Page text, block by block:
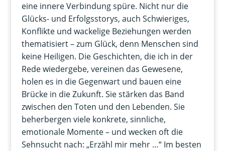
eine innere Verbindung spüre. Nicht nur die
Glücks- und Erfolgsstorys, auch Schwieriges,
Konflikte und wackelige Beziehungen werden
thematisiert – zum Glück, denn Menschen sind
keine Heiligen. Die Geschichten, die ich in der
Rede wiedergebe, vereinen das Gewesene,
holen es in die Gegenwart und bauen eine
Brücke in die Zukunft. Sie stärken das Band
zwischen den Toten und den Lebenden. Sie
beherbergen viele konkrete, sinnliche,
emotionale Momente – und wecken oft die
Sehnsucht nach: „Erzähl mir mehr …“ Im besten